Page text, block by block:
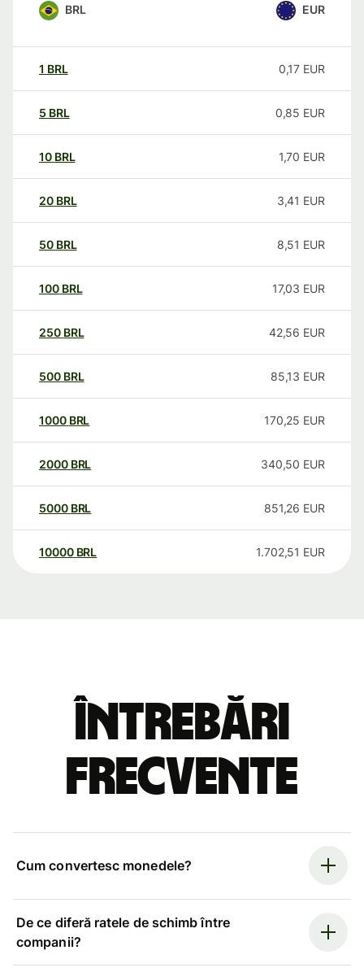
BRL EUR
1 BRL 0,17 EUR
5 BRL 0,85 EUR
10 BRL 1,70 EUR
20 BRL 3,41 EUR
50 BRL 8,51 EUR
100 BRL 17,03 EUR
250 BRL 42,56 EUR
500 BRL 85,13 EUR
1000 BRL 170,25 EUR
2000 BRL 340,50 EUR
5000 BRL 851,26 EUR
10000 BRL 1.702,51 EUR
Întrebări
frecvente
Cum convertesc monedele?
De ce diferă ratele de schimb între
companii?